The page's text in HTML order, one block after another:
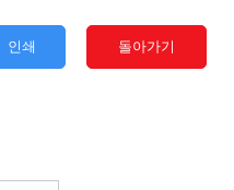
인쇄 돌아가기